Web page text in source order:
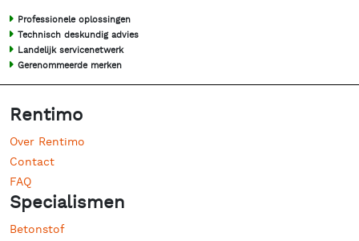
Professionele oplossingen
Technisch deskundig advies
Landelijk servicenetwerk
Gerenommeerde merken
Rentimo
Over Rentimo
Contact
FAQ
Specialismen
Betonstof